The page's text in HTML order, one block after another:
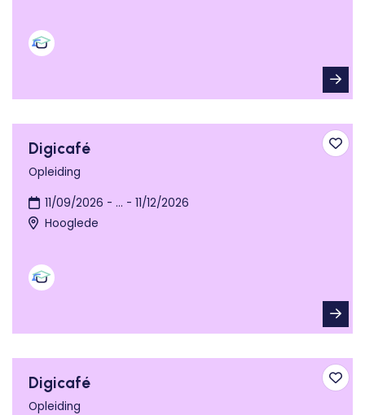
Digicafé
Opleiding
11/09/2026 - ... - 11/12/2026
Hooglede
Digicafé
Opleiding